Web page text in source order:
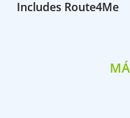
Includes Route4Me